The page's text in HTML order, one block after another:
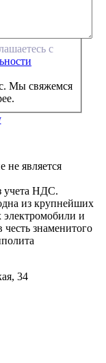
с
Мы свяжемся
является
учета НДС.
из крупнейших
и
знаменитого
34